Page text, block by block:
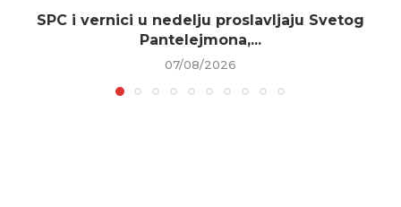
SPC i vernici u nedelju proslavljaju Svetog
Pantelejmona,...
07/08/2026